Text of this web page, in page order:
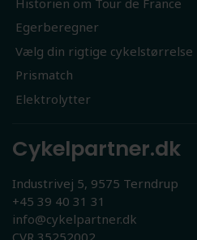
Egerberegner
Vælg din rigtige cykelstørrelse
Prismatch
Elektrolytter
Cykelpartner.dk
Industrivej 5, 9575 Terndrup
+45 39 40 31 31
info@cykelpartner.dk
CVR 35252002